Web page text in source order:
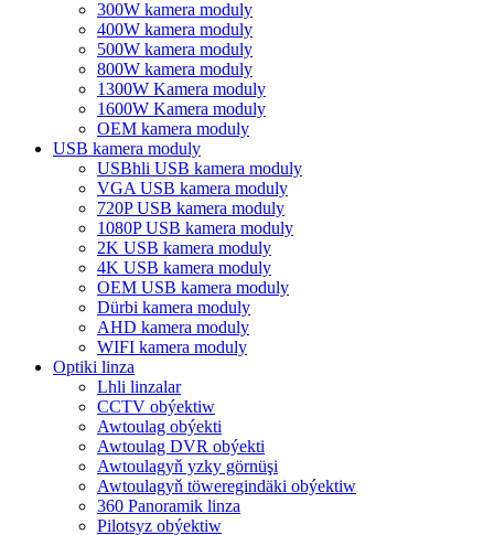
300W kamera moduly
400W kamera moduly
500W kamera moduly
800W kamera moduly
1300W Kamera moduly
1600W Kamera moduly
OEM kamera moduly
USB kamera moduly
USBhli USB kamera moduly
VGA USB kamera moduly
720P USB kamera moduly
1080P USB kamera moduly
2K USB kamera moduly
4K USB kamera moduly
OEM USB kamera moduly
Dürbi kamera moduly
AHD kamera moduly
WIFI kamera moduly
Optiki linza
Lhli linzalar
CCTV obýektiw
Awtoulag obýekti
Awtoulag DVR obýekti
Awtoulagyň yzky görnüşi
Awtoulagyň töweregindäki obýektiw
360 Panoramik linza
Pilotsyz obýektiw